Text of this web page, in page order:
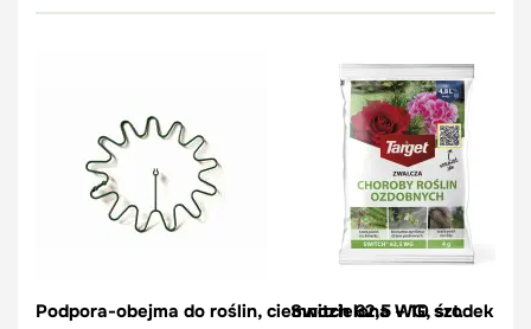
Podpora-obejma do roślin, ciemnozielona – 10 szt.
Switch 62,5 WG, środek